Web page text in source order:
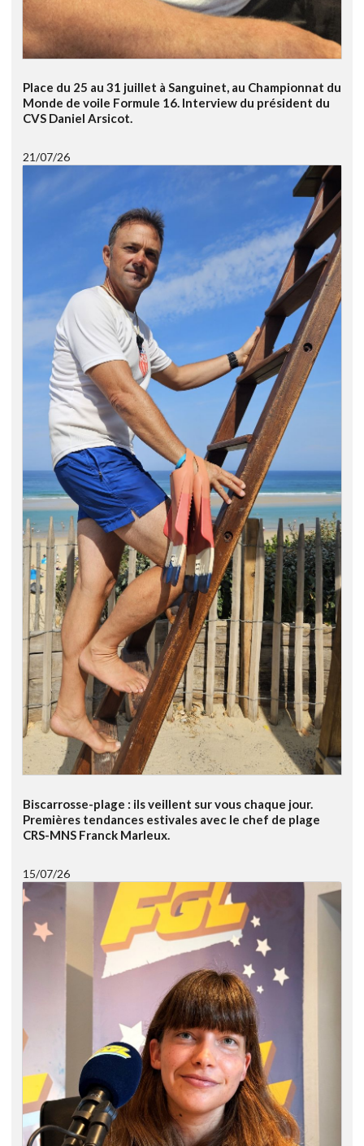
Place du 25 au 31 juillet à Sanguinet, au Championnat du
Monde de voile Formule 16. Interview du président du
CVS Daniel Arsicot.
21/07/26
Biscarrosse-plage : ils veillent sur vous chaque jour.
Premières tendances estivales avec le chef de plage
CRS-MNS Franck Marleux.
15/07/26